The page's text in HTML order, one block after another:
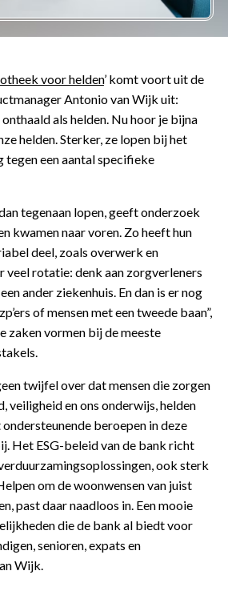
voor helden’ komt voort uit de
Antonio van Wijk uit:
als helden. Nu hoor je bijna
helden. Sterker, ze lopen bij het
tegen een aantal specifieke
tegenaan lopen, geeft onderzoek
kwamen naar voren. Zo heeft hun
deel, zoals overwerk en
veel rotatie: denk aan zorgverleners
ander ziekenhuis. En dan is er nog
of mensen met een tweede baan”,
zaken vormen bij de meeste
twijfel over dat mensen die zorgen
veiligheid en ons onderwijs, helden
beroepen in deze
Het ESG-beleid van de bank richt
verduurzamingsoplossingen, ook sterk
om de woonwensen van juist
past daar naadloos in. Een mooie
die de bank al biedt voor
senioren, expats en
Wijk.